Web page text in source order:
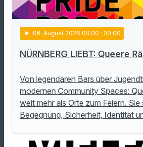
play_arrow 06. August 2026 00:00 · 00:00
NÜRNBERG LIEBT: Queere
Von legendären Bars über
modernen Community Spaces:
weit mehr als Orte zum Feiern.
Begegnung, Sicherheit, Identität